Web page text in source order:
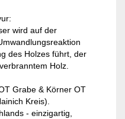
wird auf der
des Holzes führt, der
Holz.
Grabe & Körner OT
Kreis).
- einzigartig,